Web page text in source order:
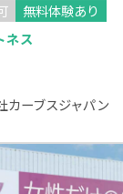
無料体験あり
ネス
カーブスジャパン